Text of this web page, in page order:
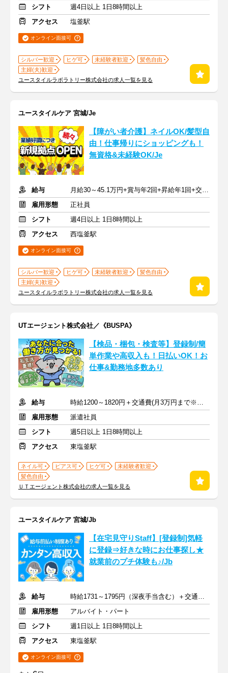
シフト
週4日以上 1日8時間以上
アクセス
塩釜駅
オンライン面接可
シルバー歓迎 ヒゲ可 未経験者歓迎
髪色自由
主婦(夫)歓迎
ユースタイルラボラトリー株式会社の求人一覧を見る
ユースタイルケア 宮城/Je
【障がい者介護】ネイルOK/髪型自
由！仕事帰りにショッピングも！
無資格&未経験OK/Je
給与
月給30～45.1万円+賞与年2回+昇給年1回+交通費全額
雇用形態
正社員
シフト
週4日以上 1日8時間以上
アクセス
西塩釜駅
オンライン面接可
シルバー歓迎 ヒゲ可 未経験者歓迎
髪色自由
主婦(夫)歓迎
ユースタイルラボラトリー株式会社の求人一覧を見る
UTエージェント株式会社／《BUSPA》
【検品・梱包・検査等】登録制/簡
単作業や高収入も！日払いOK！お
仕事&勤務地多数あり
給与
時給1200～1820円＋交通費(月3万円まで※規定あり)
雇用形態
派遣社員
シフト
週5日以上 1日8時間以上
アクセス
東塩釜駅
ネイル可 ピアス可 ヒゲ可
未経験者歓迎
髪色自由
ＵＴエージェント株式会社の求人一覧を見る
ユースタイルケア 宮城/Jb
【在宅見守りStaff】[登録制]気軽
に登録⇒好きな時にお仕事探し★
就業前のプチ体験も♪/Jb
給与
時給1731～1795円（深夜手当含む）＋交通費支給
雇用形態
アルバイト・パート
シフト
週1日以上 1日8時間以上
アクセス
東塩釜駅
オンライン面接可